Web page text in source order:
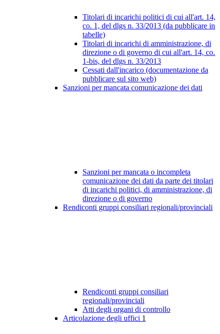
Titolari di incarichi politici di cui all'art. 14,
co. 1, del dlgs n. 33/2013 (da pubblicare in
tabelle)
Titolari di incarichi di amministrazione, di
direzione o di governo di cui all'art. 14, co.
1-bis, del dlgs n. 33/2013
Cessati dall'incarico (documentazione da
pubblicare sul sito web)
Sanzioni per mancata comunicazione dei dati
Sanzioni per mancata o incompleta
comunicazione dei dati da parte dei titolari
di incarichi politici, di amministrazione, di
direzione o di governo
Rendiconti gruppi consiliari regionali/provinciali
Rendiconti gruppi consiliari
regionali/provinciali
Atti degli organi di controllo
Articolazione degli uffici 1